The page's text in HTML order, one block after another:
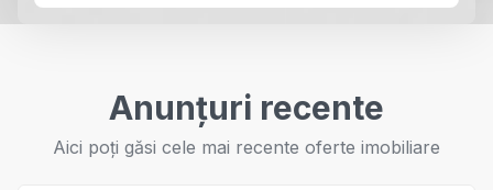
Anunțuri recente
Aici poți găsi cele mai recente oferte imobiliare